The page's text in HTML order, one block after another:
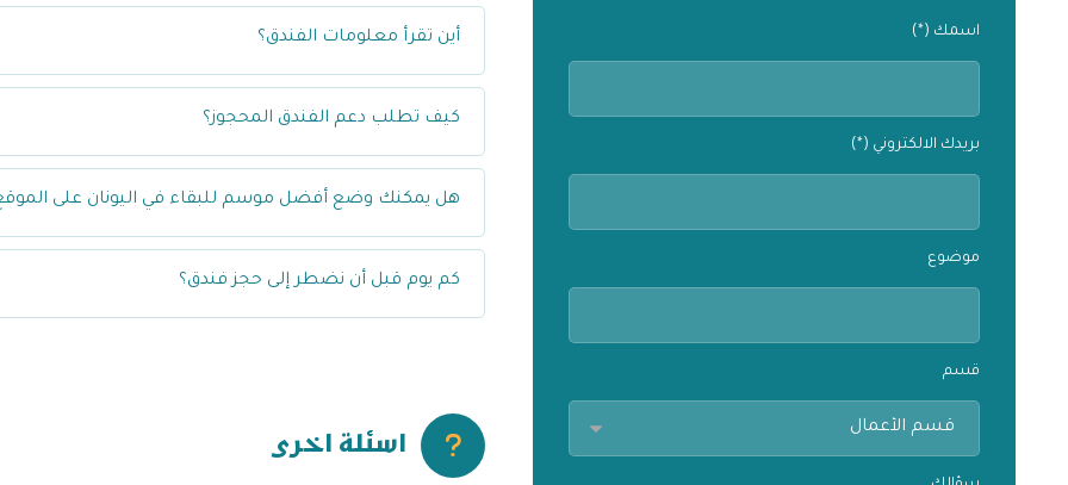
اسمك (*)
بريدك الالكتروني (*)
موضوع
قسم
أين تقرأ معلومات الفندق؟
كيف تطلب دعم الفندق المحجوز؟
هل يمكنك وضع أفضل موسم للبقاء في اليونان على
كم يوم قبل أن نضطر إلى حجز فندق؟
اسئلة اخرى